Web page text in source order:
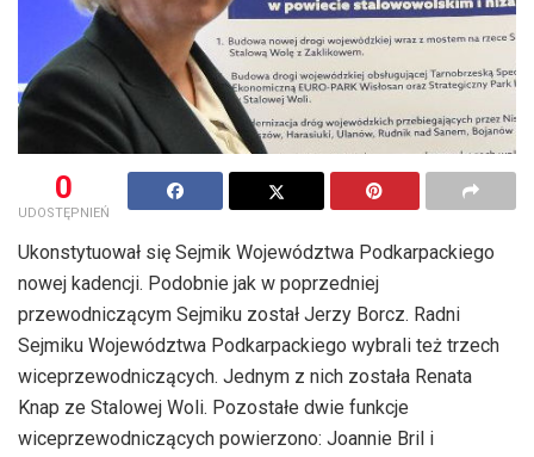
0
UDOSTĘPNIEŃ
Ukonstytuował się Sejmik Województwa Podkarpackiego
nowej kadencji. Podobnie jak w poprzedniej
przewodniczącym Sejmiku został Jerzy Borcz. Radni
Sejmiku Województwa Podkarpackiego wybrali też trzech
wiceprzewodniczących. Jednym z nich została Renata
Knap ze Stalowej Woli. Pozostałe dwie funkcje
wiceprzewodniczących powierzono: Joannie Bril i